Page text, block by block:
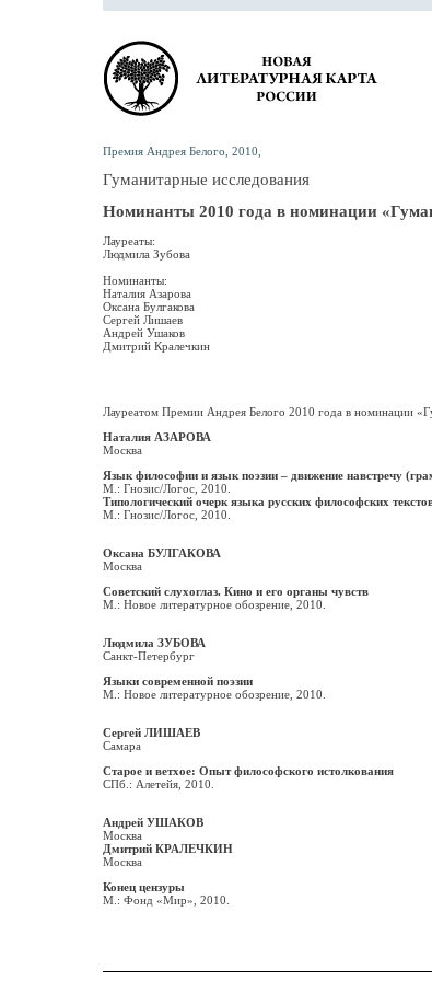
Премия Андрея Белого, 2010,
Гуманитарные исследования
Номинанты 2010 года в номинации
Лауреаты:
Людмила Зубова
Номинанты:
Наталия Азарова
Оксана Булгакова
Сергей Лишаев
Андрей Ушаков
Дмитрий Кралечкин
Лауреатом Премии Андрея Белого 2010 года в номинации
Наталия АЗАРОВА
Москва
Язык философии и язык поэзии – движение навстречу
М.: Гнозис/Логос, 2010.
Типологический очерк языка русских философских
М.: Гнозис/Логос, 2010.
Оксана БУЛГАКОВА
Москва
Советский слухоглаз. Кино и его органы чувств
М.: Новое литературное обозрение, 2010.
Людмила ЗУБОВА
Санкт-Петербург
Языки современной поэзии
М.: Новое литературное обозрение, 2010.
Сергей ЛИШАЕВ
Самара
Старое и ветхое: Опыт философского истолкования
СПб.: Алетейя, 2010.
Андрей УШАКОВ
Москва
Дмитрий КРАЛЕЧКИН
Москва
Конец цензуры
М.: Фонд «Мир», 2010.